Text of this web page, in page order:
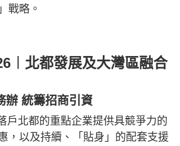
戰略。
北都發展及大灣區融合
辦 統籌招商引資
戶北都的重點企業提供具競爭力的
，以及持續、「貼身」的配套支援